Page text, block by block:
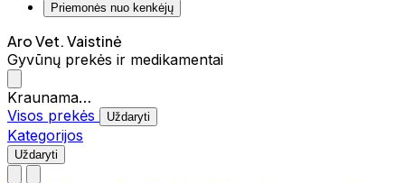
Priemonės nuo kenkėjų
Aro Vet. Vaistinė
Gyvūnų prekės ir medikamentai
Kraunama…
Visos prekės
Uždaryti
Kategorijos
Uždaryti